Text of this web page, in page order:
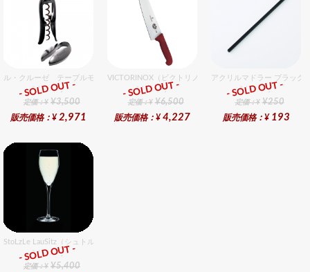
ル・クルーゼ テーブルモデルギフトセット
総合ﾗﾝｷﾝｸﾞ
定価：¥ ¥3,500
販売価格：¥ 2,971
- SOLD OUT -
VICTORINOX（ビクトリノックス） シェフナイフ（牛刀
総合ﾗﾝｷﾝｸﾞ
定価：¥ ¥6,500
販売価格：¥ 4,227
- SOLD OUT -
アクリルマドラー ブラック
総合ﾗﾝｷﾝｸﾞ
定価：¥ ¥250
販売価格：¥ 193
- SOLD OUT -
StoLzLe LauSitz（シュトルツル ラウンジッツ） スペシャリティ シャンパン 6個入りセッ
総合ﾗﾝｷﾝｸﾞ
定価：¥ ¥5,400
- SOLD OUT -